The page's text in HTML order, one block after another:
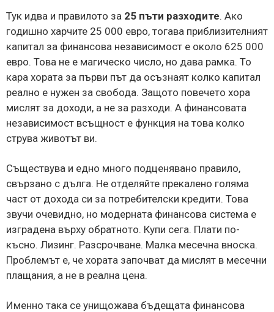
Тук идва и правилото за 25 пъти разходите. Ако
годишно харчите 25 000 евро, тогава приблизителният
капитал за финансова независимост е около 625 000
евро. Това не е магическо число, но дава рамка. То
кара хората за първи път да осъзнаят колко капитал
реално е нужен за свобода. Защото повечето хора
мислят за доходи, а не за разходи. А финансовата
независимост всъщност е функция на това колко
струва животът ви.
Съществува и едно много подценявано правило,
свързано с дълга. Не отделяйте прекалено голяма
част от дохода си за потребителски кредити. Това
звучи очевидно, но модерната финансова система е
изградена върху обратното. Купи сега. Плати по-
късно. Лизинг. Разсрочване. Малка месечна вноска.
Проблемът е, че хората започват да мислят в месечни
плащания, а не в реална цена.
Именно така се унищожава бъдещата финансова